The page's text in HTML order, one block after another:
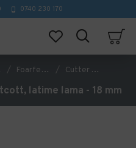
0740 230 170
Foarfeci si cuttere Cutter Aluminiu Alloy Westcott, latime lama - 18 mm
latime lama - 18 mm